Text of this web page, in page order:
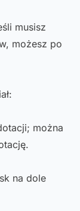
musisz
możesz po
można
na dole